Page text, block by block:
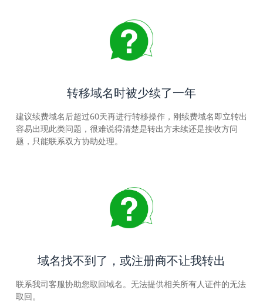
转移域名时被少续了一年
建议续费域名后超过60天再进行转移操作，刚续费域名即立转出
容易出现此类问题，很难说得清楚是转出方未续还是接收方问
题，只能联系双方协助处理。
域名找不到了，或注册商不让我转出
联系我司客服协助您取回域名。无法提供相关所有人证件的无法
取回。